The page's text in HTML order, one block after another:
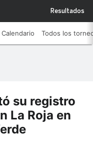
Resultados
Calendario Todos los
su registro
La Roja en